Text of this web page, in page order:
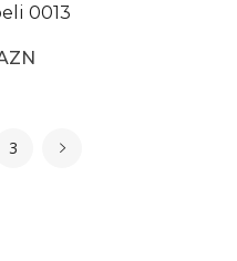
0013
3